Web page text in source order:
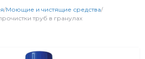
/Моющие и чистящие средства/
труб в гранулах